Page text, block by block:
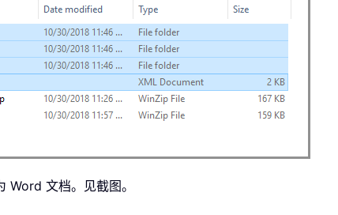
Word 文档。见截图。